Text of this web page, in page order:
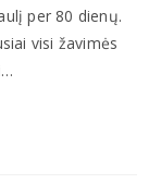
per 80 dienų.
visi žavimės